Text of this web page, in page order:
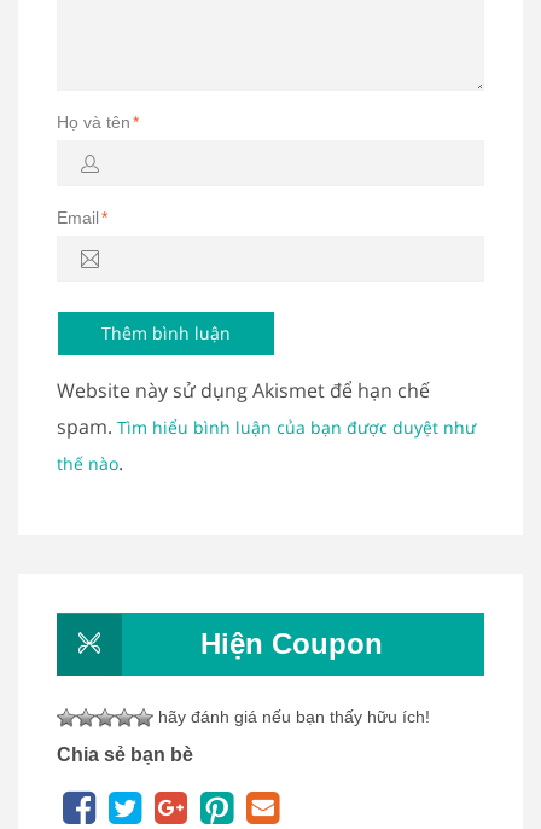
Họ và tên*
Email*
Website này sử dụng Akismet để hạn chế
spam. Tìm hiểu bình luận của bạn được duyệt như
thế nào.
Hiện Coupon
hãy đánh giá nếu bạn thấy hữu ích!
Chia sẻ bạn bè